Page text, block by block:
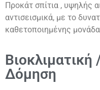
Προκάτ σπίτια , υψηλής
αντισεισμικά, με το
καθετοποιημένης
Βιοκλιματική
Δόμηση